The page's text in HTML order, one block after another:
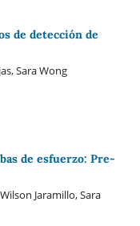
de detección de
Sara Wong
de esfuerzo: Pre-
Jaramillo, Sara